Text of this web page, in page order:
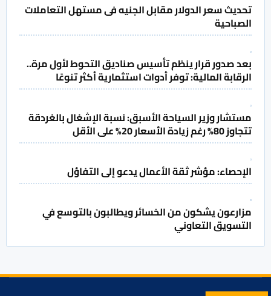
تحديث سعر الدولار مقابل الجنيه فى مستهل التعاملات
الصباحية
بعد صدور قرار ينظم تأسيس صناديق التحوط لأول مرة..
الرقابة المالية: توفر أدوات استثمارية أكثر تنوعًا
مستشار وزير السياحة الأسبق: نسبة الإشغال بالغردقة
تتجاوز 80% رغم زيادة الأسعار 20% على الأقل
الإحصاء: مؤشر ثقة الأعمال يدعو إلى التفاؤل
مزارعون يشكون من الخسائر ويطالبون بالتوسع في
التسويق التعاوني